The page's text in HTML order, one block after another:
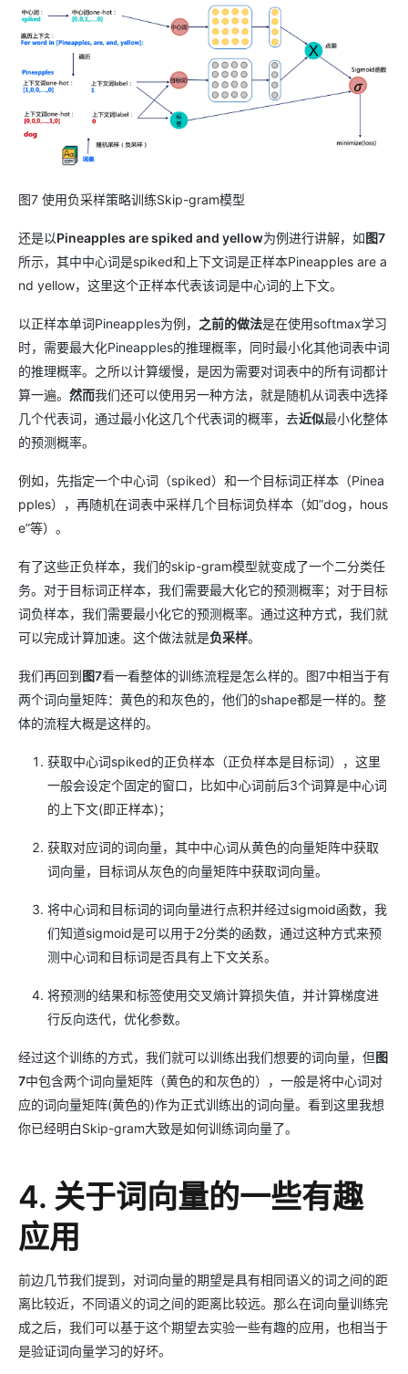
图7 使用负采样策略训练Skip-gram模型
还是以Pineapples are spiked and yellow为例进行讲解，如图7
所示，其中中心词是spiked和上下文词是正样本Pineapples are a
nd yellow，这里这个正样本代表该词是中心词的上下文。
以正样本单词Pineapples为例， 之前的做法是在使用softmax学习
时，需要最大化Pineapples的推理概率，同时最小化其他词表中词
的推理概率。之所以计算缓慢，是因为需要对词表中的所有词都计
算一遍。 然而我们还可以使用另一种方法，就是随机从词表中选择
几个代表词，通过最小化这几个代表词的概率，去近似最小化整体
的预测概率。
例如，先指定一个中心词（spiked）和一个目标词正样本（Pinea
pples），再随机在词表中采样几个目标词负样本（如”dog，hous
e”等）。
有了这些正负样本，我们的skip-gram模型就变成了一个二分类任
务。对于目标词正样本，我们需要最大化它的预测概率；对于目标
词负样本，我们需要最小化它的预测概率。通过这种方式，我们就
可以完成计算加速。这个做法就是负采样。
我们再回到图7看一看整体的训练流程是怎么样的。图7中相当于有
两个词向量矩阵：黄色的和灰色的，他们的shape都是一样的。整
体的流程大概是这样的。
获取中心词spiked的正负样本（正负样本是目标词），这里
一般会设定个固定的窗口，比如中心词前后3个词算是中心词
的上下文(即正样本)；
获取对应词的词向量，其中中心词从黄色的向量矩阵中获取
词向量，目标词从灰色的向量矩阵中获取词向量。
将中心词和目标词的词向量进行点积并经过sigmoid函数，我
们知道sigmoid是可以用于2分类的函数，通过这种方式来预
测中心词和目标词是否具有上下文关系。
将预测的结果和标签使用交叉熵计算损失值，并计算梯度进
行反向迭代，优化参数。
经过这个训练的方式，我们就可以训练出我们想要的词向量，但图
7中包含两个词向量矩阵（黄色的和灰色的），一般是将中心词对
应的词向量矩阵(黄色的)作为正式训练出的词向量。看到这里我想
你已经明白Skip-gram大致是如何训练词向量了。
4. 关于词向量的一些有趣
应用
前边几节我们提到，对词向量的期望是具有相同语义的词之间的距
离比较近，不同语义的词之间的距离比较远。那么在词向量训练完
成之后，我们可以基于这个期望去实验一些有趣的应用，也相当于
是验证词向量学习的好坏。